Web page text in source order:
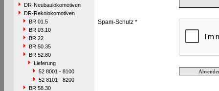
DR-Neubaulokomotiven
DR-Rekolokomotiven
BR 01.5
BR 03.10
BR 22
BR 50.35
BR 52.80
Lieferung
52 8001 - 8100
52 8101 - 8200
BR 58.30
Spam-Schutz *